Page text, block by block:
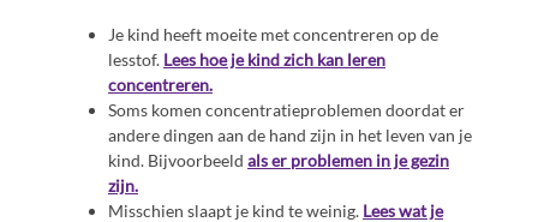
Je kind heeft moeite met concentreren op de
lesstof. Lees hoe je kind zich kan leren
concentreren.
Soms komen concentratieproblemen doordat er
andere dingen aan de hand zijn in het leven van je
kind. Bijvoorbeeld als er problemen in je gezin
zijn.
Misschien slaapt je kind te weinig. Lees wat je